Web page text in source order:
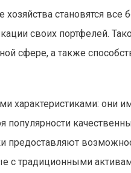
становятся
своих портфелей.
сфере, а также
характеристиками: они
популярности
предоставляют
с традиционными